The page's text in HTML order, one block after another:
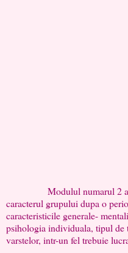
Modulul numarul 2 al
caracterul grupului dupa o
caracteristicile generale-
psihologia individuala, tipul de
varstelor, intr-un fel trebuie